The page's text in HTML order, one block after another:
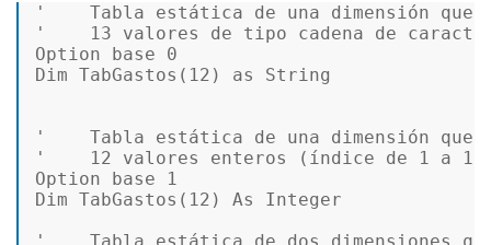
'    Tabla estática de una dimensión que
'    13 valores de tipo cadena de
Option base 0
Dim TabGastos( 12 ) as String
'    Tabla estática de una dimensión que
'    12 valores enteros (índice de 1 a
Option base
1
Dim TabGastos( 12 ) As
Integer